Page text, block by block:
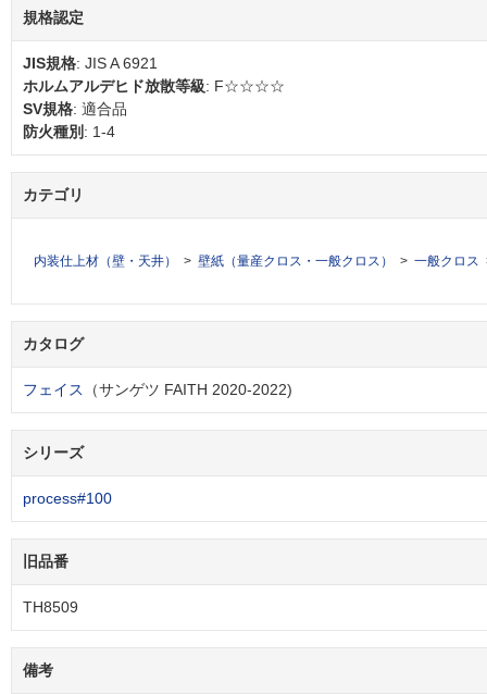
規格認定
JIS規格: JIS A 6921
ホルムアルデヒド放散等級: F☆☆☆☆
SV規格: 適合品
防火種別 : 1-4
カテゴリ
内装仕上材（壁・天井） 壁紙（量産クロス・一般クロス） 一般クロス
カタログ
フェイス （サンゲツ FAITH 2020-2022)
シリーズ
process#100
旧品番
TH8509
備考